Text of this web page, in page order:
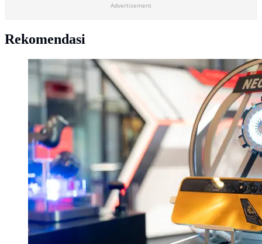
Advertisement
Rekomendasi